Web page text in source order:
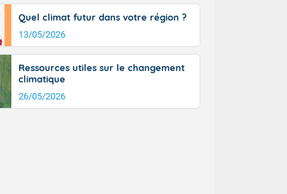
Quel climat futur dans votre région ?
13/05/2026
Ressources utiles sur le changement
climatique
26/05/2026